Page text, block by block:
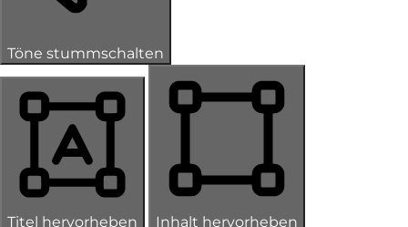
Töne stummschalten
Titel hervorheben Inhalt hervorheben